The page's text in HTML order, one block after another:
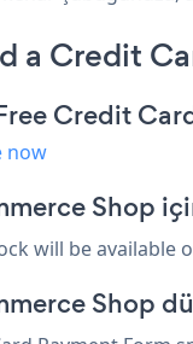
a Credit
Credit
now
Shop
will be available
Shop